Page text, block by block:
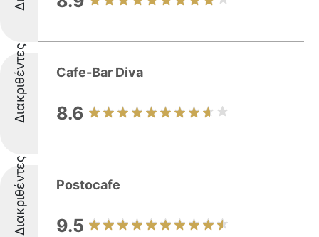
Διακριθέντες Cafe-Bar Diva
8.6
Διακριθέντες Postocafe
9.5